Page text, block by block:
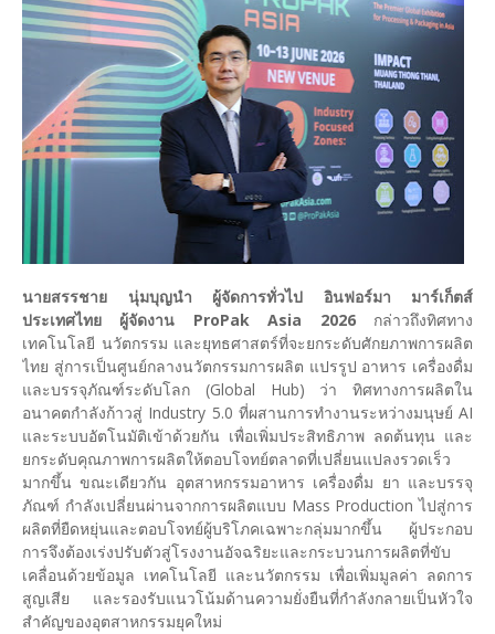
นายสรรชาย นุ่มบุญนำ ผู้จัดการทั่วไป อินฟอร์มา มาร์เก็ตส์
ประเทศไทย ผู้จัดงาน ProPak Asia 2026 กล่าวถึงทิศทาง
เทคโนโลยี นวัตกรรม และยุทธศาสตร์ที่จะยกระดับศักยภาพการผลิต
ไทย สู่การเป็นศูนย์กลางนวัตกรรมการผลิต แปรรูป อาหาร เครื่องดื่ม
และบรรจุภัณฑ์ระดับโลก (Global Hub) ว่า ทิศทางการผลิตใน
อนาคตกำลังก้าวสู่ Industry 5.0 ที่ผสานการทำงานระหว่างมนุษย์ AI
และระบบอัตโนมัติเข้าด้วยกัน เพื่อเพิ่มประสิทธิภาพ ลดต้นทุน และ
ยกระดับคุณภาพการผลิตให้ตอบโจทย์ตลาดที่เปลี่ยนแปลงรวดเร็ว
มากขึ้น ขณะเดียวกัน อุตสาหกรรมอาหาร เครื่องดื่ม ยา และบรรจุ
ภัณฑ์ กำลังเปลี่ยนผ่านจากการผลิตแบบ Mass Production ไปสู่การ
ผลิตที่ยืดหยุ่นและตอบโจทย์ผู้บริโภคเฉพาะกลุ่มมากขึ้น ผู้ประกอบ
การจึงต้องเร่งปรับตัวสู่โรงงานอัจฉริยะและกระบวนการผลิตที่ขับ
เคลื่อนด้วยข้อมูล เทคโนโลยี และนวัตกรรม เพื่อเพิ่มมูลค่า ลดการ
สูญเสีย และรองรับแนวโน้มด้านความยั่งยืนที่กำลังกลายเป็นหัวใจ
สำคัญของอุตสาหกรรมยุคใหม่